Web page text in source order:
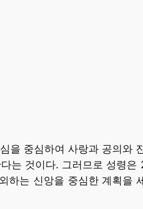
을 중심하여 사랑과 공의와
는 것이다. 그러므로 성령
는 신앙을 중심한 계획을